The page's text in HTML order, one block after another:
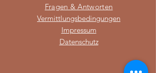
Fragen & Antworten
Vermittlungsbedingungen
Impressum
Datenschutz